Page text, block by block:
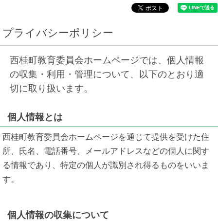
プライバシーポリシー
西桂町教育委員会ホームページでは、個人情報
の収集・利用・管理について、以下のとおり適
切に取り扱います。
個人情報とは
西桂町教育委員会ホームページを通じて提供を受けた住
所、氏名、電話番号、メールアドレスなどの個人に関す
る情報であり、特定の個人が識別され得るものをいいま
す。
個人情報の収集について